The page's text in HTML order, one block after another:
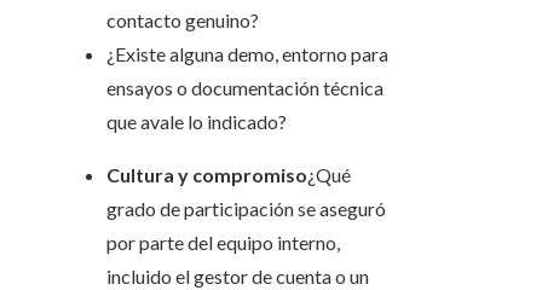
contacto genuino?
¿Existe alguna demo, entorno para
ensayos o documentación técnica
que avale lo indicado?
Cultura y compromiso¿Qué
grado de participación se aseguró
por parte del equipo interno,
incluido el gestor de cuenta o un